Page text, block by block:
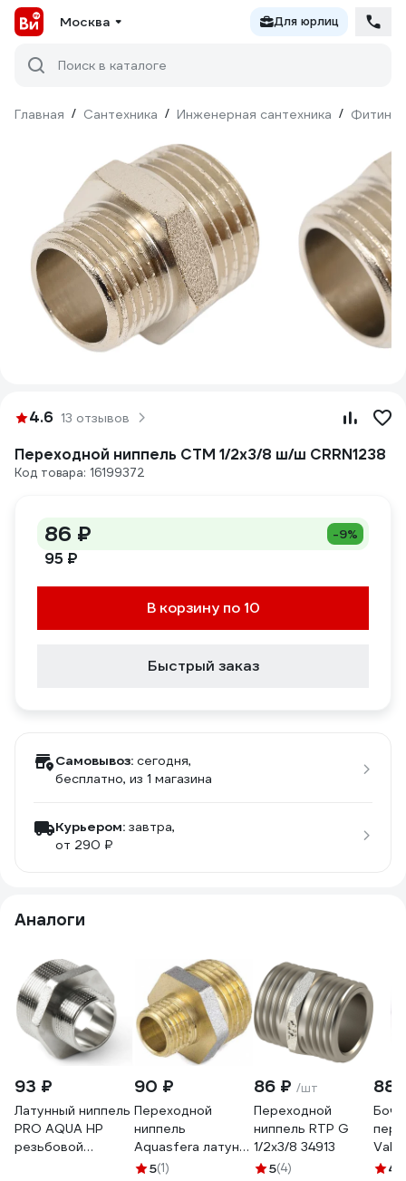
Москва Для юрлиц
Поиск в каталоге
Главная / Сантехника / Инженерная сантехника / Фитинги
4.6 13 отзывов
Переходной ниппель СТМ 1/2x3/8 ш/ш CRRN1238
Код товара: 16199372
86 ₽ -9%
95 ₽
В корзину по 10
Быстрый заказ
Самовывоз: сегодня,
бесплатно, из 1 магазина
Курьером: завтра,
от 290 ₽
Аналоги
93 ₽
Латунный ниппель
PRO AQUA НР
резьбовой
90 ₽
Переходной
ниппель
Aquasfera латунь
никелированная,
5(1)
86 ₽ /шт
Переходной
ниппель RTP G
1/2х3/8 34913
5(4)
88
4.8